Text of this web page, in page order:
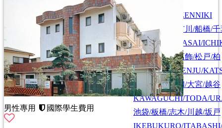
SHUTOKEN ZENNIKI
江戸川/葛西/市川/船橋/千
EDOGAWA/KASAI/
上野/北千住/葛飾/松戸/柏
UENO/KITASENJU/
川口/戸田/浦和/大宮/越谷
KAWAGUCHI/TODA/
池袋/板橋/志木/川越/坂戸
IKEBUKURO/
男性專用 國際學生費用